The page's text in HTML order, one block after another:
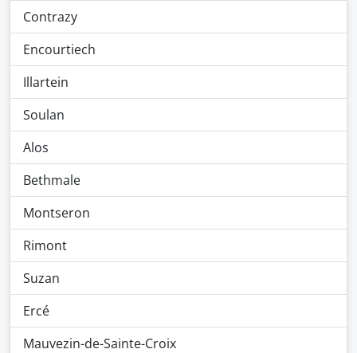
Contrazy
Encourtiech
Illartein
Soulan
Alos
Bethmale
Montseron
Rimont
Suzan
Ercé
Mauvezin-de-Sainte-Croix